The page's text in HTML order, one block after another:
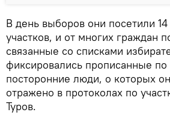
В день выборов они посетили
участков, и от многих граждан
связанные со списками
фиксировались прописанные по
посторонние люди, о которых
отражено в протоколах по
Туров.